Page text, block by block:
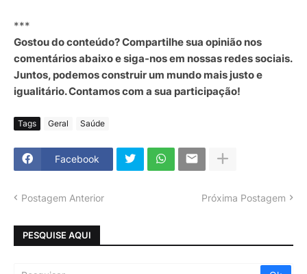
***
Gostou do conteúdo? Compartilhe sua opinião nos
comentários abaixo e siga-nos em nossas redes sociais.
Juntos, podemos construir um mundo mais justo e
igualitário. Contamos com a sua participação!
Tags Geral Saúde
Facebook
Postagem Anterior Próxima Postagem
PESQUISE AQUI